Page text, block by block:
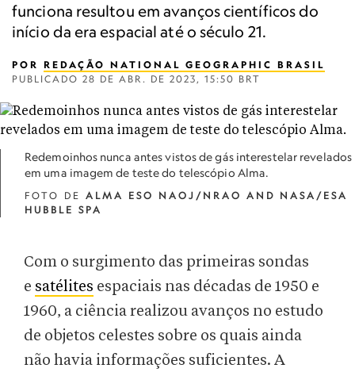
funciona resultou em avanços científicos do
início da era espacial até o século 21.
POR REDAÇÃO NATIONAL GEOGRAPHIC BRASIL
PUBLICADO 28 DE ABR. DE 2023, 15:50 BRT
Redemoinhos nunca antes vistos de gás interestelar revelados
em uma imagem de teste do telescópio Alma.
FOTO DE ALMA ESO NAOJ/NRAO AND NASA/ESA
HUBBLE SPA
Com o surgimento das primeiras sondas
e satélites espaciais nas décadas de 1950 e
1960, a ciência realizou avanços no estudo
de objetos celestes sobre os quais ainda
não havia informações suficientes. A